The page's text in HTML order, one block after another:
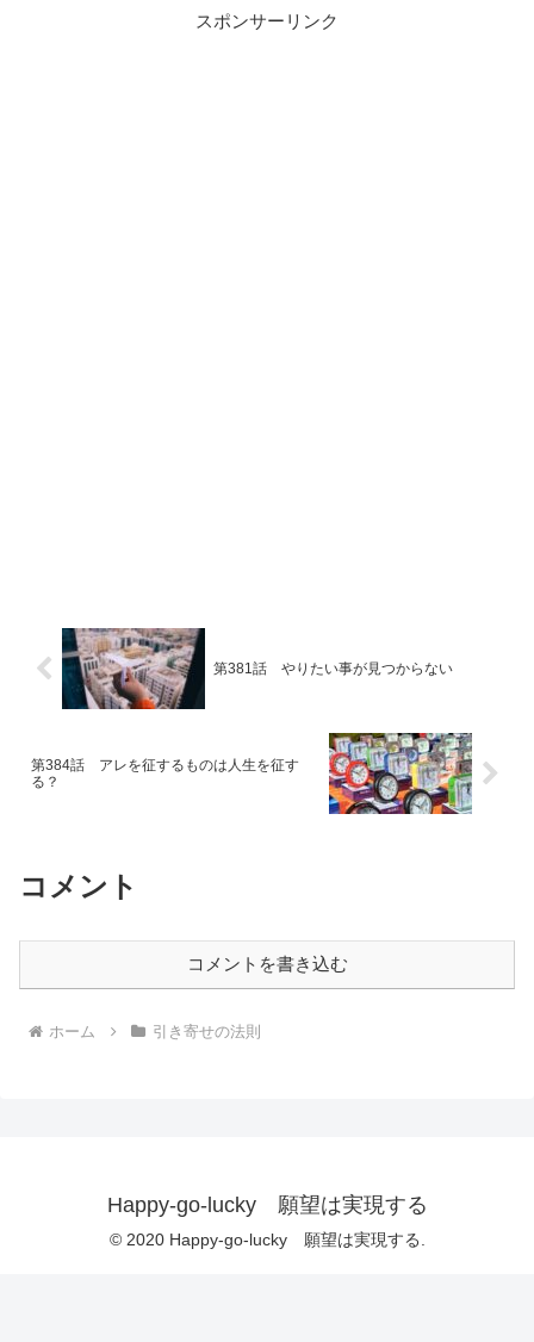
スポンサーリンク
第381話 やりたい事が見つからない
第384話 アレを征するものは人生を征す
る？
コメント
コメントを書き込む
ホーム 引き寄せの法則
Happy-go-lucky 願望は実現する
© 2020 Happy-go-lucky 願望は実現する.